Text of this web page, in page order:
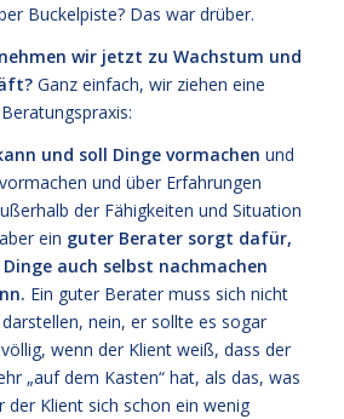
Buckelpiste? Das war drüber.
wir jetzt zu Wachstum und
Ganz einfach, wir ziehen eine
und soll Dinge vormachen und
und über Erfahrungen
der Fähigkeiten und Situation
ein guter Berater sorgt dafür,
auch selbst nachmachen
Ein guter Berater muss sich nicht
nein, er sollte es sogar
wenn der Klient weiß, dass der
„auf dem Kasten“ hat, als das, was
der Klient sich schon ein wenig